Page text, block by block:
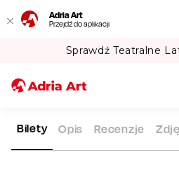
Adria Art
Przejdź do aplikacji
Sprawdź Teatralne
ADRIA ART REPERTUAR
Bilety Opis Recenzje